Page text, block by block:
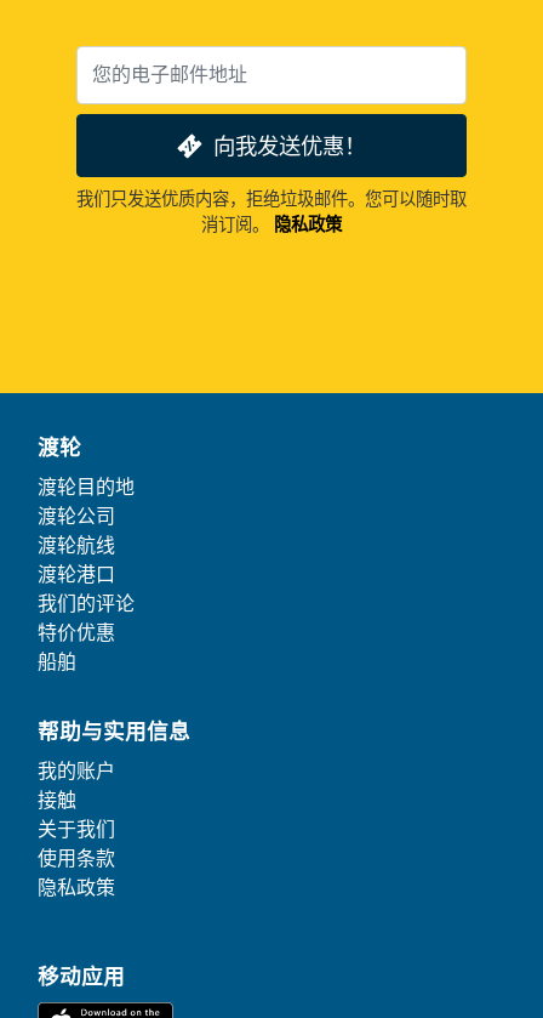
向我发送优惠！
我们只发送优质内容，拒绝垃圾邮件。您可以随时取
消订阅。
隐私政策
渡轮
渡轮目的地
渡轮公司
渡轮航线
渡轮港口
我们的评论
特价优惠
船舶
帮助与实用信息
我的账户
接触
关于我们
使用条款
隐私政策
移动应用